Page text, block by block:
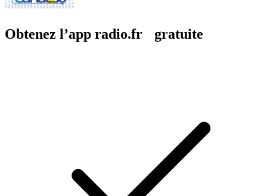
Obtenez l’app radio.fr gratuite